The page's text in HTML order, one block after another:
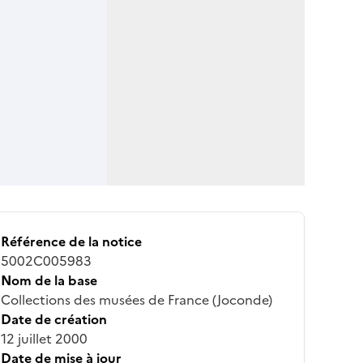
Référence de la notice
5002C005983
Nom de la base
Collections des musées de France (Joconde)
Date de création
12 juillet 2000
Date de mise à jour